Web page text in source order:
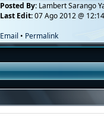
Posted By: Lambert Sarango
Last Edit:07 Ago 2012 @
Email • Permalink